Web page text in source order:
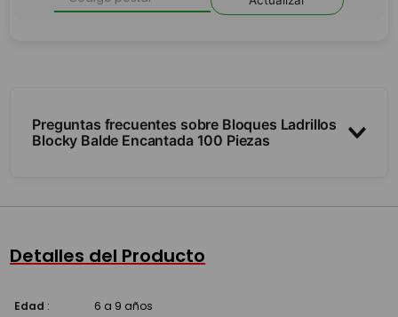
Blocky Balde Encantada 100 Piezas
Detalles del Producto